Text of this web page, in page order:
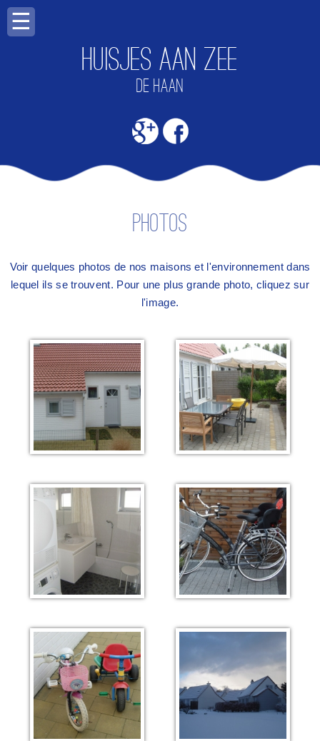
☰
Huisjes aan zee
DE HAAN
PHOTOS
Voir quelques photos de nos maisons et l'environnement dans
lequel ils se trouvent. Pour une plus grande photo, cliquez sur
l'image.